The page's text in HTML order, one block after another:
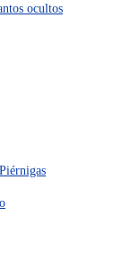
ocultos